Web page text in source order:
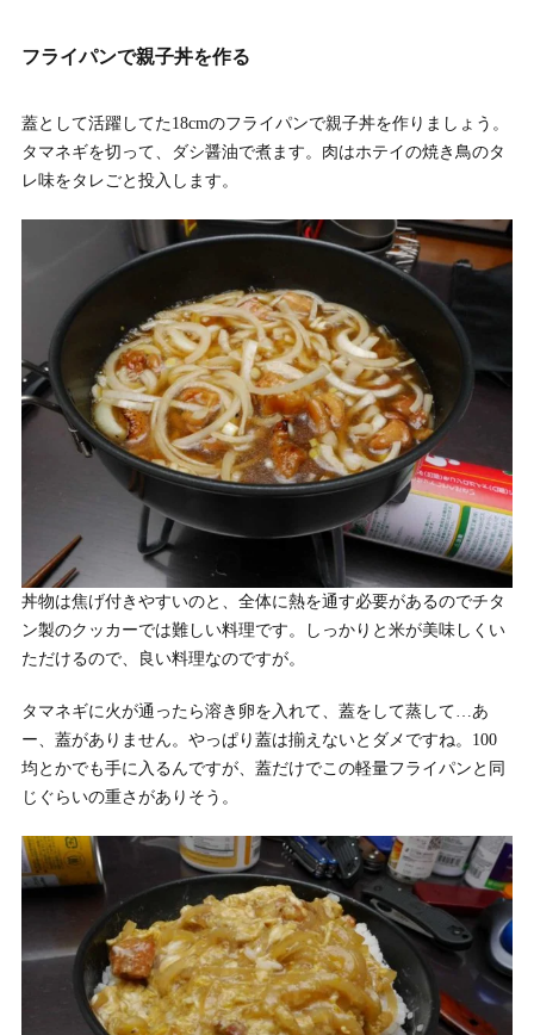
フライパンで親子丼を作る
蓋として活躍してた18cmのフライパンで親子丼を作りましょう。
タマネギを切って、ダシ醤油で煮ます。肉はホテイの焼き鳥のタ
レ味をタレごと投入します。
丼物は焦げ付きやすいのと、全体に熱を通す必要があるのでチタ
ン製のクッカーでは難しい料理です。しっかりと米が美味しくい
ただけるので、良い料理なのですが。
タマネギに火が通ったら溶き卵を入れて、蓋をして蒸して…あ
ー、蓋がありません。やっぱり蓋は揃えないとダメですね。100
均とかでも手に入るんですが、蓋だけでこの軽量フライパンと同
じぐらいの重さがありそう。